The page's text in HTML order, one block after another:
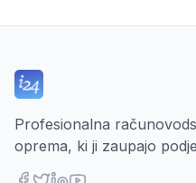
Profesionalna
oprema, ki ji zaupajo